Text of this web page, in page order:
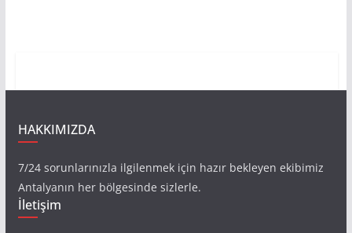
HAKKIMIZDA
7/24 sorunlarınızla ilgilenmek için hazır bekleyen ekibimiz
Antalyanın her bölgesinde sizlerle.
İletişim